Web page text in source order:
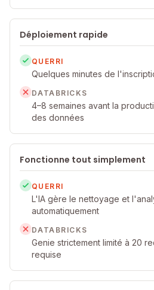
Déploiement rapide
QUERRI
Quelques minutes de
DATABRICKS
4–8 semaines avant la
des données
Fonctionne tout simplement
QUERRI
L'IA gère le nettoyage et
automatiquement
DATABRICKS
Genie strictement limité à 20
requise